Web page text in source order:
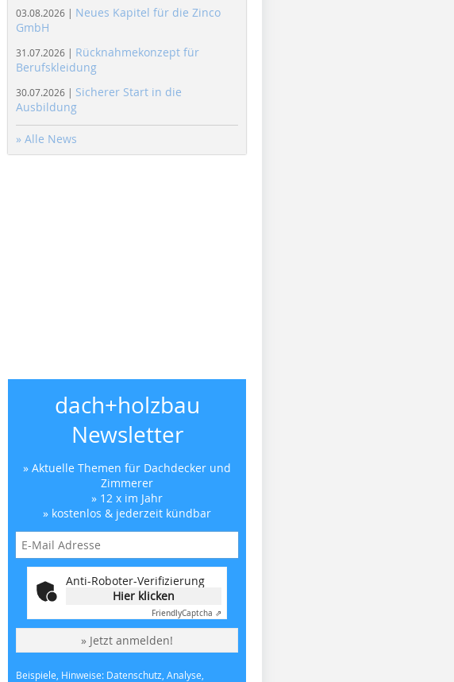
Brahe Foto: Ulrich Brahe
03.08.2026 | Neues Kapitel für die Zinco
GmbH
31.07.2026 | Rücknahmekonzept für
Berufskleidung
30.07.2026 | Sicherer Start in die
Ausbildung
» Alle News
dach+holzbau
Newsletter
» Aktuelle Themen für Dachdecker und
Zimmerer
» 12 x im Jahr
» kostenlos & jederzeit kündbar
Anti-Roboter-Verifizierung
Hier klicken
FriendlyCaptcha ⇗
» Jetzt anmelden!
Beispiele, Hinweise: Datenschutz, Analyse,